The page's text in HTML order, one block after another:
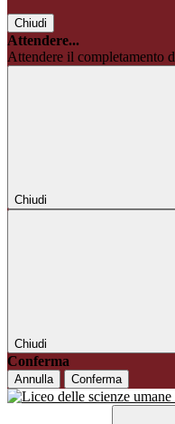
Chiudi
Attendere...
Attendere il completamento
Chiudi
Chiudi
Conferma
Annulla Conferma